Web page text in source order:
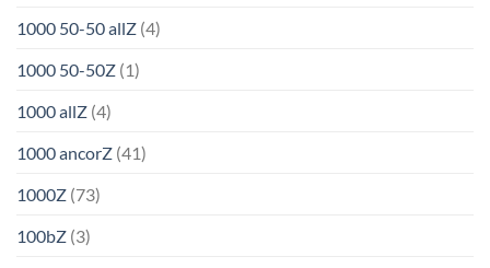
1000 50-50 allZ (4)
1000 50-50Z (1)
1000 allZ (4)
1000 ancorZ (41)
1000Z (73)
100bZ (3)